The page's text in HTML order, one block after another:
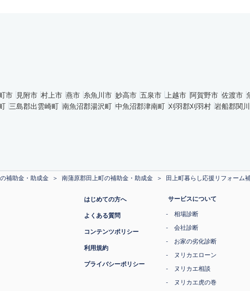
市 見附市 村上市 燕市 糸魚川市 妙高市 五泉市 上越市 阿賀野市 佐渡市
三島郡出雲崎町 南魚沼郡湯沢町 中魚沼郡津南町 刈羽郡刈羽村 岩船郡関
補助金・助成金 南蒲原郡田上町の補助金・助成金 田上町暮らし応援リフォーム
はじめての方へ
よくある質問
コンテンツポリシー
利用規約
プライバシーポリシー
サービスについて
相場診断
会社診断
お家の劣化診断
ヌリカエローン
ヌリカエ相談
ヌリカエ虎の巻